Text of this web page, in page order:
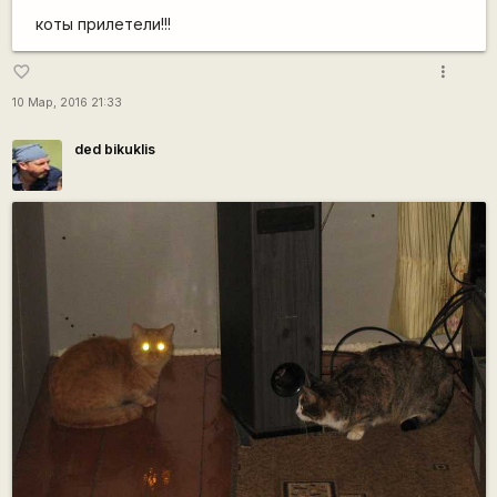
коты прилетели!!!
favorite_border
10 Мар, 2016 21:33
more_vert
ded bikuklis